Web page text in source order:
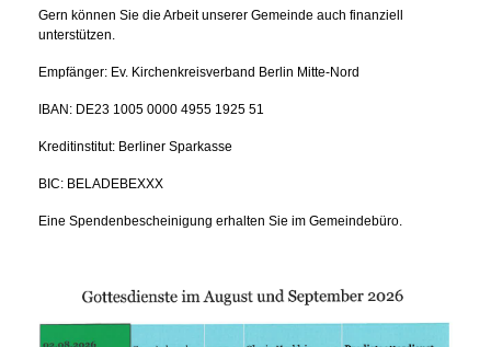
Gern können Sie die Arbeit unserer Gemeinde auch finanziell
unterstützen.
Empfänger: Ev. Kirchenkreisverband Berlin Mitte-Nord
IBAN: DE23 1005 0000 4955 1925 51
Kreditinstitut: Berliner Sparkasse
BIC: BELADEBEXXX
Eine Spendenbescheinigung erhalten Sie im Gemeindebüro.